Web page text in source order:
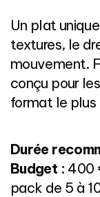
Un plat
textures, le
mouvement.
conçu pour
format le
Durée
Budget : 400
pack de 5 à